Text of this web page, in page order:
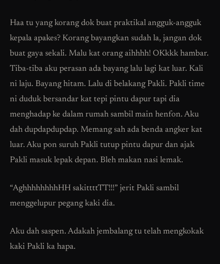
Haa tu yang korang dok buat praktikal angguk-angguk
kepala apakes? Korang bayangkan sudah la, jangan dok
buat gaya sekali. Malu kat orang aihhhh! OKkkk hambar.
Tiba-tiba aku perasan ada bayang lalu lagi kat luar. Kali
ni laju. Bayang hitam. Lalu di belakang Pakli. Pakli time
ni duduk bersandar kat tepi pintu dapur tapi dia
menghadap ke dalam rumah sambil main henfon. Aku
dah dupdapdupdap. Memang sah ada benda angker kat
luar. Aku pon suruh Pakli tutup pintu dapur dan ajak
Pakli masuk lepak depan. Bleh makan nasi lemak.
“AghhhhhhhhHH sakittttTT!!!” jerit Pakli sambil
menggelupur pegang kaki dia.
Aku dah saspen. Adakah jembalang tu telah mengkokak
kaki Pakli ka hapa.